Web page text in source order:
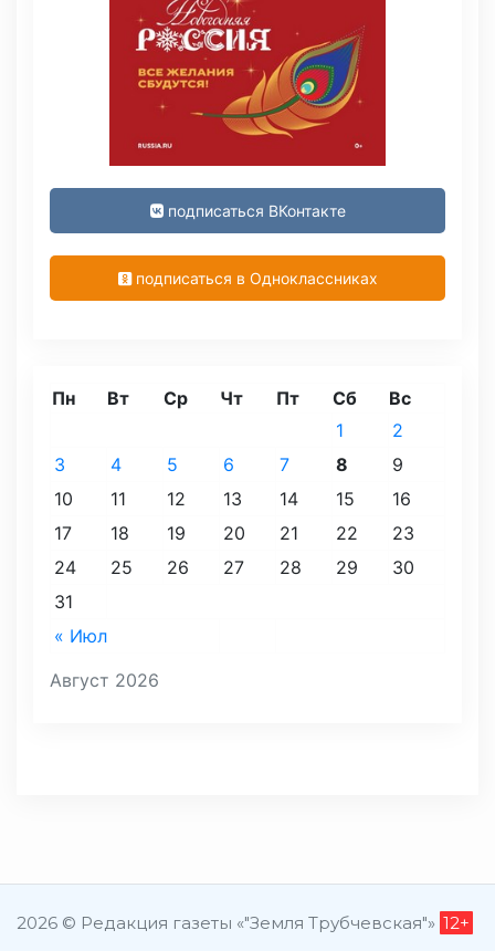
подписаться ВКонтакте
подписаться в Одноклассниках
Август 2026
Пн Вт Ср Чт Пт Сб Вс
« Июл
1
2
3
4 5 6 7 8
9
10
11 12 13 14 15
16
17
18 19 20 21 22
23
24
25 26 27 28 29
30
31
2026 © Редакция газеты «"Земля Трубчевская"» 12+